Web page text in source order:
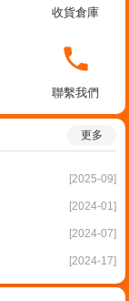
收貨倉庫
聯繫我們
更多
[2025-09]
[2024-01]
[2024-07]
[2024-17]